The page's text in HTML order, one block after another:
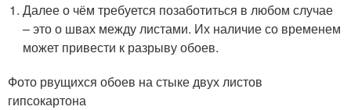
Далее о чём требуется позаботиться в любом случае
– это о швах между листами. Их наличие со временем
может привести к разрыву обоев.
Фото рвущихся обоев на стыке двух листов
гипсокартона